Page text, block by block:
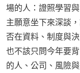
場的人：證照學習
主願意坐下來深談
否在資料、制度與
也不該只問今年要
的人、公司、風險